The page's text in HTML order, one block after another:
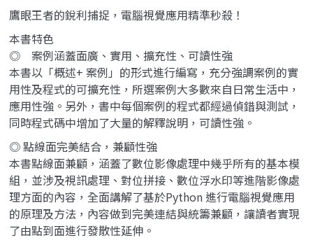
鷹眼王者的銳利捕捉，電腦視覺應用精準秒殺！
本書特色
◎ 案例涵蓋面廣、實用、擴充性、可讀性強
本書以「概述+ 案例」的形式進行編寫，充分強調案例的實
用性及程式的可擴充性，所選案例大多數來自日常生活中，
應用性強。另外，書中每個案例的程式都經過偵錯與測試，
同時程式碼中增加了大量的解釋說明，可讀性強。
◎ 點線面完美結合，兼顧性強
本書點線面兼顧，涵蓋了數位影像處理中幾乎所有的基本模
組，並涉及視訊處理、對位拼接、數位浮水印等進階影像處
理方面的內容，全面講解了基於Python 進行電腦視覺應用
的原理及方法，內容做到完美連結與統籌兼顧，讓讀者實現
了由點到面進行發散性延伸。